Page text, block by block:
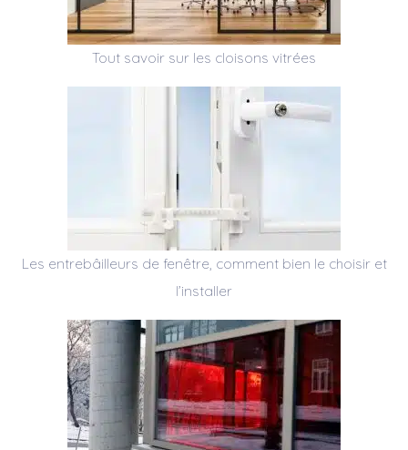
Tout savoir sur les cloisons vitrées
Les entrebâilleurs de fenêtre, comment bien le choisir et
l’installer